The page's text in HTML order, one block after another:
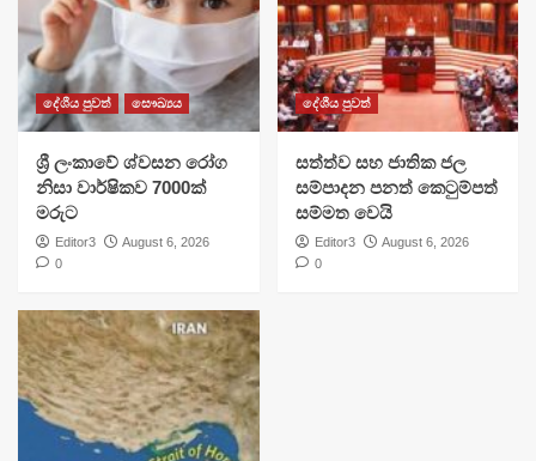
දේශීය පුවත් සෞඛ්‍යය
ශ්‍රී ලංකාවේ ශ්වසන රෝග
නිසා වාර්ෂිකව 7000ක්
මරුට
Editor3
August 6, 2026
0
දේශීය පුවත්
සත්ත්ව සහ ජාතික ජල
සම්පාදන පනත් කෙටුම්පත්
සම්මත වෙයි
Editor3
August 6, 2026
0